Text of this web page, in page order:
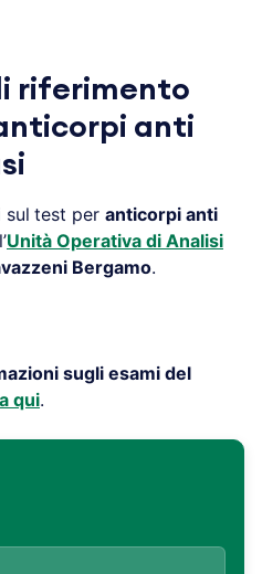
riferimento
anti
sul test per anticorpi anti
Unità Operativa di Analisi
Bergamo.
sugli esami del
qui.